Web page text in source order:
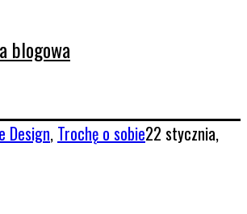
blogowa
Design, Trochę o sobie22 stycznia,